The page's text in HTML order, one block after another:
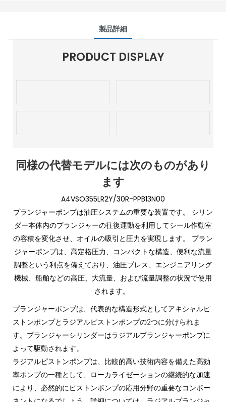
製品詳細
PRODUCT DISPLAY
同様の代替モデルには次のものがあり
ます
A4VSO355LR2Y/30R-PPB13N00
プランジャーポンプは油圧システムの重要な装置です。 シリン
ダー本体内のプランジャーの往復運動を利用してシール作動室
の容積を変化させ、オイルの吸引と圧力を実現します。 プラン
ジャーポンプは、高定格圧力、コンパクトな構造、便利な流量
調整という利点を備えており、油圧プレス、エンジニアリング
機械、船舶などの高圧、大流量、および流量調整の状況で使用
されます。
プランジャーポンプは、代表的な構造形式としてアキシャルピ
ストンポンプとラジアルピストンポンプの2つに分けられま
す。プランジャーシリンダーはラジアルプランジャーポンプに
よって駆動されます。
ラジアルピストンポンプは、比較的高い技術内容を備えた高効
率ポンプの一種として、ローカライゼーションの継続的な加速
により、必然的にピストンポンプの応用分野の重要なコンポー